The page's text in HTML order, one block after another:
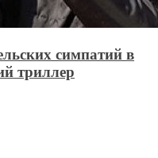
симпатий в
триллер